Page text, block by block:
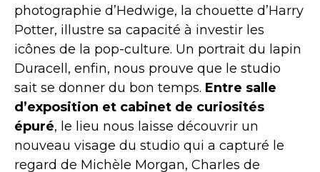
photographie d’Hedwige, la chouette d’Harry
Potter, illustre sa capacité à investir les
icônes de la pop-culture. Un portrait du lapin
Duracell, enfin, nous prouve que le studio
sait se donner du bon temps. Entre salle
d’exposition et cabinet de curiosités
épuré, le lieu nous laisse découvrir un
nouveau visage du studio qui a capturé le
regard de Michèle Morgan, Charles de